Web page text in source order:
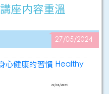
座内容重溫
27/05/2024
心健康的習慣 Healthy